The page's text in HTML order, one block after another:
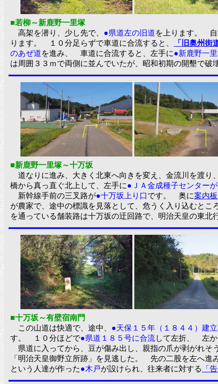
■若柳～新鹿野一里塚
高架を潜り、少し先で、 ●県道左の旧道を上ります。 自
ります。 １０分足らずで車道に合流すると、
「旧奥州
のあぜ道を進み、 車道に合流すると、左手に●新鹿野一
は周囲３３ｍで両側に並んでいたが、昭和初期の開
■新鹿野一里塚～十万坂
道なりに進み、大きく北東へ向きを変え、金流川を渡り
橋から真っ直ぐ北上して、左手に●ＪＡ金成種子センター
新幹線手前の三叉路が●十万坂上り口です。 奥に案内板
が農家で、途中の標識を見落として、危うく入り込むと
を通っている舗装路は十万坂の迂回路で、明治天皇の
■十万坂～有壁宿南門
この山道は快適で、途中、 ●天保１５年（１８４４）建
す。 １０分ほどで●県道１８５号に合流して左折、 左か
県道に入ってから、豆が傷み出し、親指の爪が剥がれ
「明治天皇御野立所跡」を見逃した。 先の二股を左へ進
という人達が作った●木戸が設けられ、往来者に対する 「